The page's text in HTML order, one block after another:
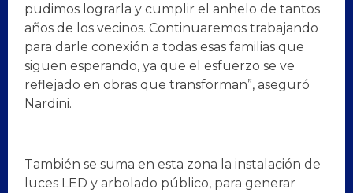
pudimos lograrla y cumplir el anhelo de tantos
años de los vecinos. Continuaremos trabajando
para darle conexión a todas esas familias que
siguen esperando, ya que el esfuerzo se ve
reflejado en obras que transforman”, aseguró
Nardini.
También se suma en esta zona la instalación de
luces LED y arbolado público, para generar